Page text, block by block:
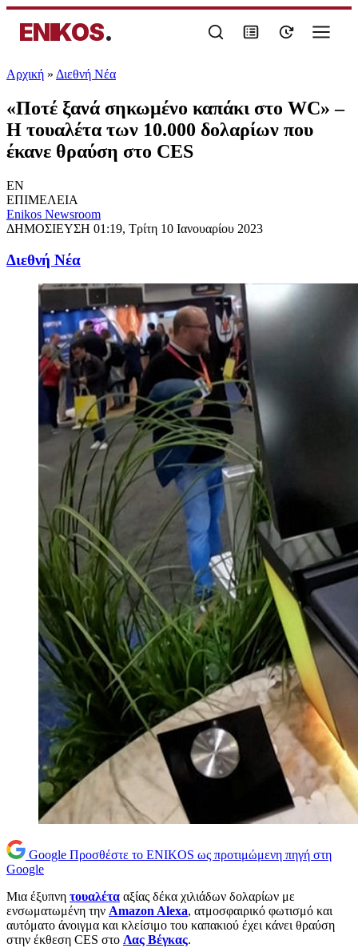
ENIKOS.
Αρχική » Διεθνή Νέα
«Ποτέ ξανά σηκωμένο καπάκι στο WC» –
Η τουαλέτα των 10.000 δολαρίων που
έκανε θραύση στο CES
EN
ΕΠΙΜΕΛΕΙΑ
Enikos Newsroom
ΔΗΜΟΣΙΕΥΣΗ 01:19, Τρίτη 10 Ιανουαρίου 2023
Διεθνή Νέα
Google Προσθέστε το ENIKOS ως προτιμώμενη πηγή στη
Google
Μια έξυπνη τουαλέτα αξίας δέκα χιλιάδων δολαρίων με
ενσωματωμένη την Amazon Alexa, ατμοσφαιρικό φωτισμό και
αυτόματο άνοιγμα και κλείσιμο του καπακιού έχει κάνει θραύση
στην έκθεση CES στο Λας Βέγκας.